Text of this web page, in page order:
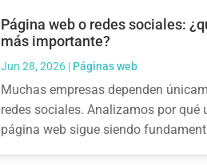
Página web o redes sociales:
más importante?
Jun 28, 2026| Páginas web
Muchas empresas dependen
redes sociales. Analizamos por qué
página web sigue siendo